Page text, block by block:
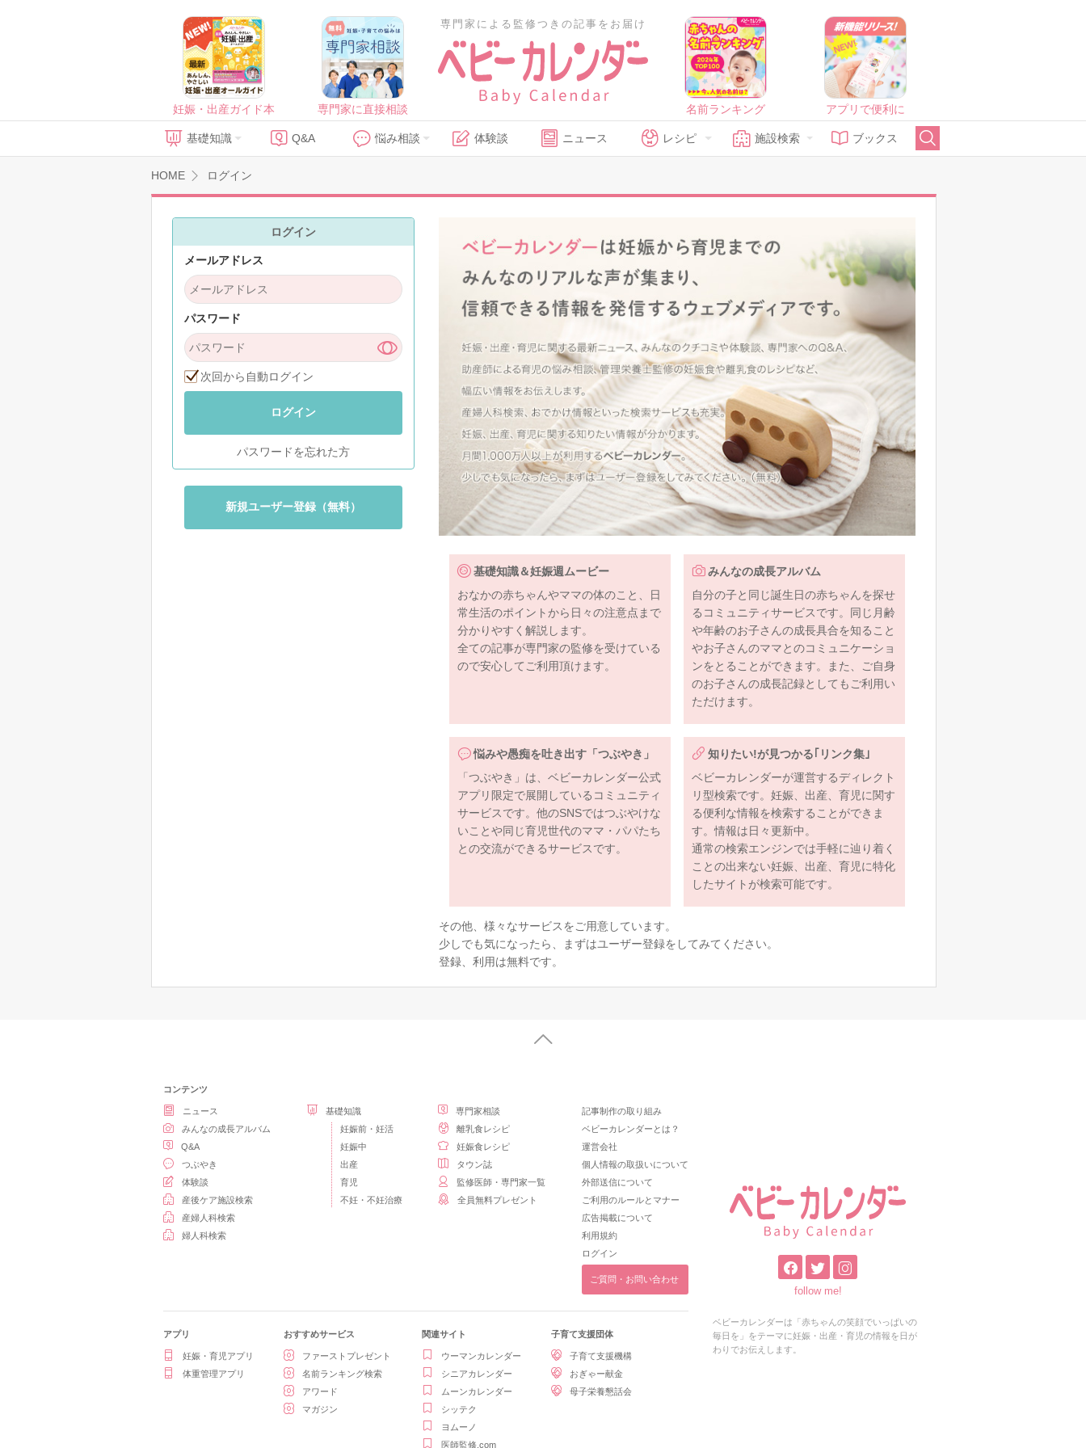
妊娠・出産ガイド本 専門家に直接相談
専門家による監修つきの記事をお届け
名前ランキング アプリで便利に
基礎知識 Q&A 悩み相談 体験談 ニュース レシピ 施設検索 ブックス
HOME ログイン
ログイン
メールアドレス
パスワード
次回から自動ログイン
ログイン
パスワードを忘れた方
新規ユーザー登録（無料）
基礎知識＆妊娠週ムービー
おなかの赤ちゃんやママの体のこと、日
常生活のポイントから日々の注意点まで
分かりやすく解説します。
全ての記事が専門家の監修を受けている
ので安心してご利用頂けます。
みんなの成長アルバム
自分の子と同じ誕生日の赤ちゃんを探せ
るコミュニティサービスです。同じ月齢
や年齢のお子さんの成長具合を知ること
やお子さんのママとのコミュニケーショ
ンをとることができます。また、ご自身
のお子さんの成長記録としてもご利用い
ただけます。
悩みや愚痴を吐き出す「つぶやき」
「つぶやき」は、ベビーカレンダー公式
アプリ限定で展開しているコミュニティ
サービスです。他のSNSではつぶやけな
いことや同じ育児世代のママ・パパたち
との交流ができるサービスです。
知りたい!が見つかる｢リンク集｣
ベビーカレンダーが運営するディレクト
リ型検索です。妊娠、出産、育児に関す
る便利な情報を検索することができま
す。情報は日々更新中。
通常の検索エンジンでは手軽に辿り着く
ことの出来ない妊娠、出産、育児に特化
したサイトが検索可能です。
その他、様々なサービスをご用意しています。
少しでも気になったら、まずはユーザー登録をしてみてください。
登録、利用は無料です。
コンテンツ
ニュース
みんなの成長アルバム
Q&A
つぶやき
体験談
産後ケア施設検索
産婦人科検索
婦人科検索
基礎知識
妊娠前・妊活
妊娠中
出産
育児
不妊・不妊治療
専門家相談
離乳食レシピ
妊娠食レシピ
タウン誌
監修医師・専門家一覧
全員無料プレゼント
記事制作の取り組み
ベビーカレンダーとは？
運営会社
個人情報の取扱いについて
外部送信について
ご利用のルールとマナー
広告掲載について
利用規約
ログイン
ご質問・お問い合わせ
アプリ
妊娠・育児アプリ
体重管理アプリ
おすすめサービス
ファーストプレゼント
名前ランキング検索
アワード
マガジン
関連サイト
ウーマンカレンダー
シニアカレンダー
ムーンカレンダー
シッテク
ヨムーノ
医師監修.com
子育て支援団体
子育て支援機構
おぎゃー献金
母子栄養懇話会
follow me!
ベビーカレンダーは「赤ちゃんの笑顔でいっぱいの
毎日を」をテーマに妊娠・出産・育児の情報を日が
わりでお伝えします。